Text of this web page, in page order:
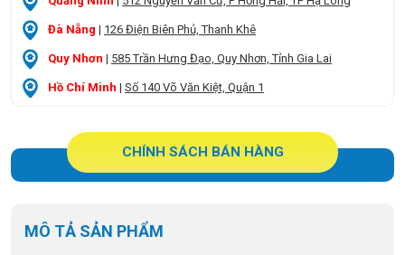
Đà Nẵng | 126 Điện Biên Phủ, Thanh Khê
Quy Nhơn | 585 Trần Hưng Đạo, Quy Nhơn, Tỉnh Gia Lai
Hồ Chí Minh | Số 140 Võ Văn Kiệt, Quận 1
CHÍNH SÁCH BÁN HÀNG
MÔ TẢ SẢN PHẨM